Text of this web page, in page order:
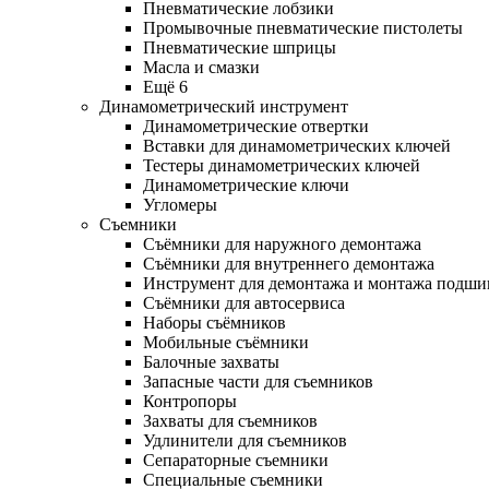
Пневматические лобзики
Промывочные пневматические пистолеты
Пневматические шприцы
Масла и смазки
Ещё 6
Динамометрический инструмент
Динамометрические отвертки
Вставки для динамометрических ключей
Тестеры динамометрических ключей
Динамометрические ключи
Угломеры
Съемники
Съёмники для наружного демонтажа
Съёмники для внутреннего демонтажа
Инструмент для демонтажа и монтажа
Съёмники для автосервиса
Наборы съёмников
Мобильные съёмники
Балочные захваты
Запасные части для съемников
Контропоры
Захваты для съемников
Удлинители для съемников
Сепараторные съемники
Специальные съемники